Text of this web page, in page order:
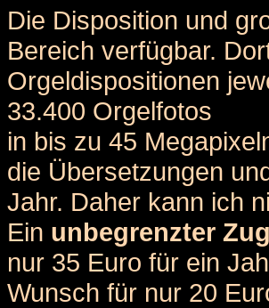
Die Disposition und
Bereich verfügbar.
Orgeldispositionen
33.400 Orgelfotos
in bis zu 45
die Übersetzungen
Jahr. Daher kann ich
Ein unbegrenzter
nur 35 Euro für ein
Wunsch für nur 20